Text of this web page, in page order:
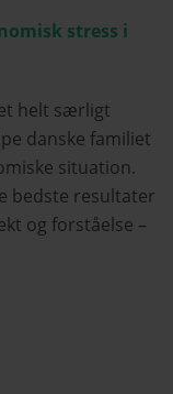
stress i
helt særligt
danske familiet
situation.
bedste resultater
og forståelse –